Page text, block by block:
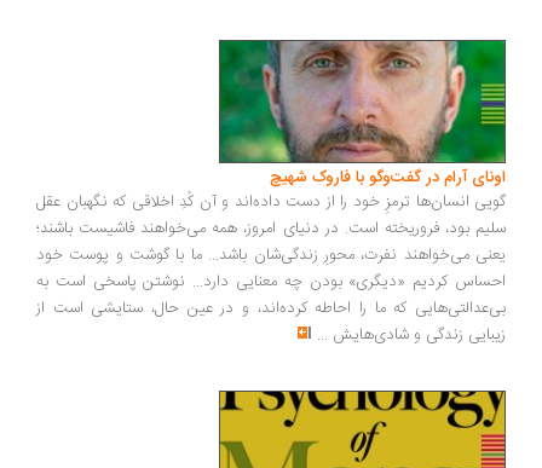
آرام در گفت‌وگو با فاروک شهیچ‭
انسان‌ها ترمزِ خود را از دست داده‌اند و آن کُدِ اخلاقی که نگهبان عقل
بود، فروریخته است. در دنیای امروز، همه می‌خواهند فاشیست باشند؛
می‌خواهند نفرت، محورِ زندگی‌شان باشد... ما با گوشت و پوست خود
کردیم «دیگری» بودن چه معنایی دارد... نوشتن پاسخی است به
که ما را احاطه کرده‌اند، و در عین حال، ستایشی است از
زندگی و شادی‌هایش...